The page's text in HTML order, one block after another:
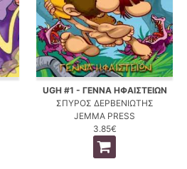
UGH #1 - ΓΕΝΝΑ ΗΦΑΙΣΤΕΙΩΝ
ΣΠΥΡΟΣ ΔΕΡΒΕΝΙΩΤΗΣ
JEMMA PRESS
3.85€